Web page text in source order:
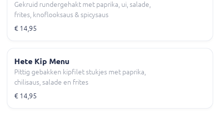
Gekruid rundergehakt met paprika, ui, salade,
frites, knoflooksaus & spicysaus
€ 14,95
Hete Kip Menu
Pittig gebakken kipfilet stukjes met paprika,
chilisaus, salade en frites
€ 14,95